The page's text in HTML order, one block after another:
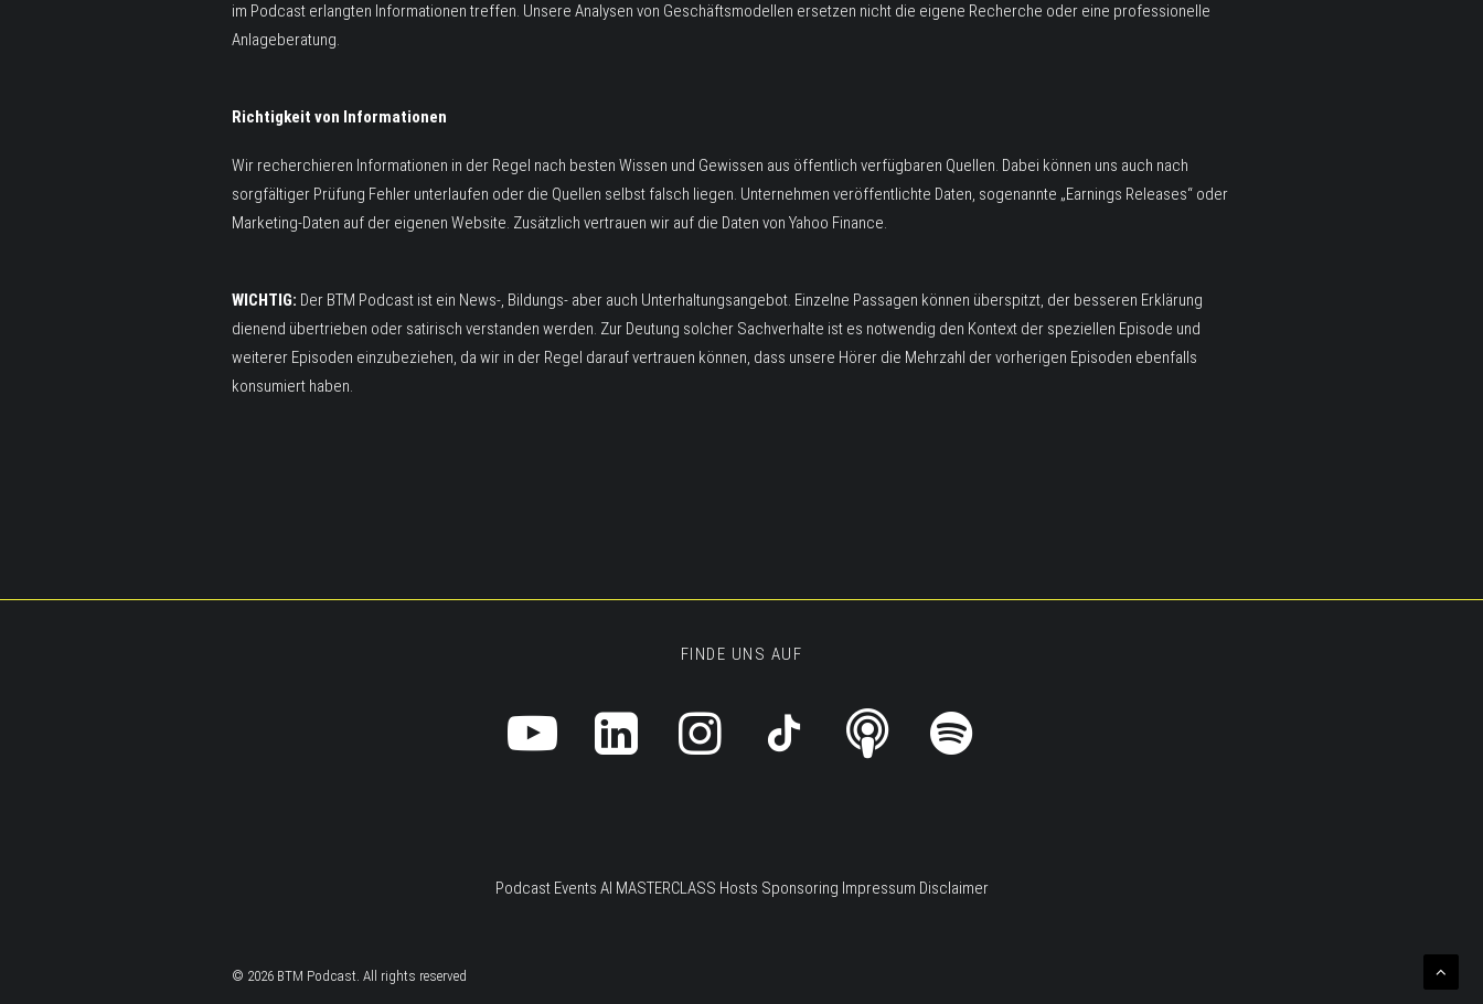
im Podcast erlangten Informationen treffen. Unsere Analysen von Geschäftsmodellen ersetzen nicht die eigene Recherche oder eine professionelle
Anlageberatung.
Richtigkeit von Informationen
Wir recherchieren Informationen in der Regel nach besten Wissen und Gewissen aus öffentlich verfügbaren Quellen. Dabei können uns auch nach
sorgfältiger Prüfung Fehler unterlaufen oder die Quellen selbst falsch liegen. Unternehmen veröffentlichte Daten, sogenannte „Earnings Releases“ oder
Marketing-Daten auf der eigenen Website. Zusätzlich vertrauen wir auf die Daten von Yahoo Finance.
WICHTIG: Der BTM Podcast ist ein News-, Bildungs- aber auch Unterhaltungsangebot. Einzelne Passagen können überspitzt, der besseren Erklärung
dienend übertrieben oder satirisch verstanden werden. Zur Deutung solcher Sachverhalte ist es notwendig den Kontext der speziellen Episode und
weiterer Episoden einzubeziehen, da wir in der Regel darauf vertrauen können, dass unsere Hörer die Mehrzahl der vorherigen Episoden ebenfalls
konsumiert haben.
FINDE UNS AUF
Podcast Events AI MASTERCLASS Hosts Sponsoring Impressum Disclaimer
© 2026 BTM Podcast. All rights reserved